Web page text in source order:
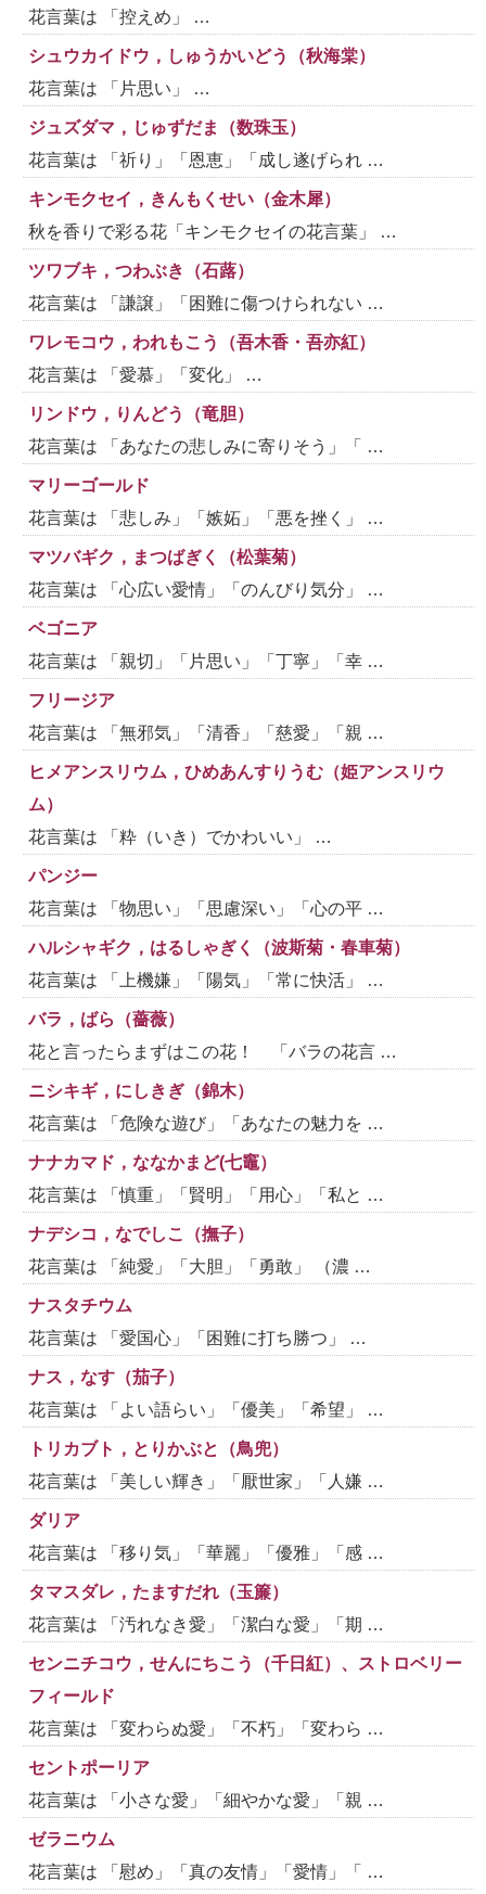
花言葉は 「控えめ」 …
シュウカイドウ，しゅうかいどう（秋海棠）
花言葉は 「片思い」 …
ジュズダマ，じゅずだま（数珠玉）
花言葉は 「祈り」「恩恵」「成し遂げられ …
キンモクセイ，きんもくせい（金木犀）
秋を香りで彩る花「キンモクセイの花言葉」 …
ツワブキ，つわぶき（石蕗）
花言葉は 「謙譲」「困難に傷つけられない …
ワレモコウ，われもこう（吾木香・吾亦紅）
花言葉は 「愛慕」「変化」 …
リンドウ，りんどう（竜胆）
花言葉は 「あなたの悲しみに寄りそう」「 …
マリーゴールド
花言葉は 「悲しみ」「嫉妬」「悪を挫く」 …
マツバギク，まつばぎく（松葉菊）
花言葉は 「心広い愛情」「のんびり気分」 …
ベゴニア
花言葉は 「親切」「片思い」「丁寧」「幸 …
フリージア
花言葉は 「無邪気」「清香」「慈愛」「親 …
ヒメアンスリウム，ひめあんすりうむ（姫アンスリウ
ム）
花言葉は 「粋（いき）でかわいい」 …
パンジー
花言葉は 「物思い」「思慮深い」「心の平 …
ハルシャギク，はるしゃぎく（波斯菊・春車菊）
花言葉は 「上機嫌」「陽気」「常に快活」 …
バラ，ばら（薔薇）
花と言ったらまずはこの花！ 「バラの花言 …
ニシキギ，にしきぎ（錦木）
花言葉は 「危険な遊び」「あなたの魅力を …
ナナカマド，ななかまど(七竈）
花言葉は 「慎重」「賢明」「用心」「私と …
ナデシコ，なでしこ（撫子）
花言葉は 「純愛」「大胆」「勇敢」 （濃 …
ナスタチウム
花言葉は 「愛国心」「困難に打ち勝つ」 …
ナス，なす（茄子）
花言葉は 「よい語らい」「優美」「希望」 …
トリカブト，とりかぶと（鳥兜）
花言葉は 「美しい輝き」「厭世家」「人嫌 …
ダリア
花言葉は 「移り気」「華麗」「優雅」「感 …
タマスダレ，たますだれ（玉簾）
花言葉は 「汚れなき愛」「潔白な愛」「期 …
センニチコウ，せんにちこう（千日紅）、ストロベリー
フィールド
花言葉は 「変わらぬ愛」「不朽」「変わら …
セントポーリア
花言葉は 「小さな愛」「細やかな愛」「親 …
ゼラニウム
花言葉は 「慰め」「真の友情」「愛情」「 …